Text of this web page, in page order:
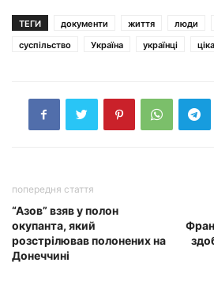
ТЕГИ документи життя люди
суспільство
Україна українці
попередня стаття
“Азов” взяв у полон
окупанта, який
розстрілював полонених на
Донеччині